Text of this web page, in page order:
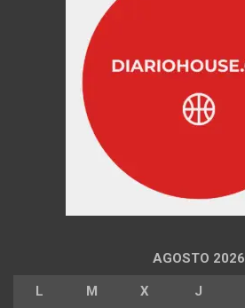
AGOSTO 2026
L M X J